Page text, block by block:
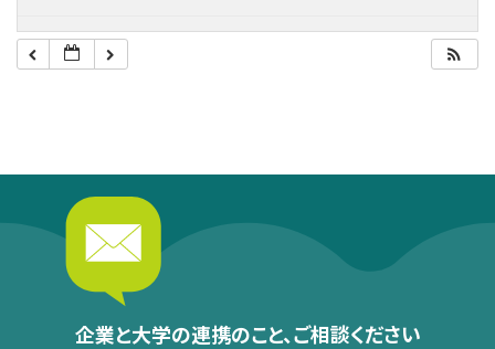
企業と大学の連携のこと、ご相談ください